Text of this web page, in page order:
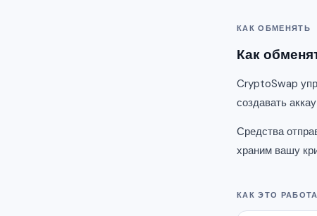
КАК ОБМЕНЯТЬ
Как
CryptoSwap
создавать
Средства
храним вашу
КАК ЭТО